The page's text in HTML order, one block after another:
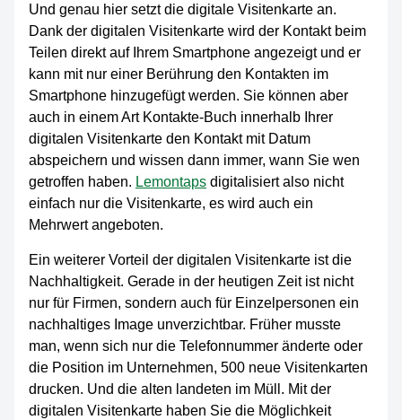
Und genau hier setzt die digitale Visitenkarte an.
Dank der digitalen Visitenkarte wird der Kontakt beim
Teilen direkt auf Ihrem Smartphone angezeigt und er
kann mit nur einer Berührung den Kontakten im
Smartphone hinzugefügt werden. Sie können aber
auch in einem Art Kontakte-Buch innerhalb Ihrer
digitalen Visitenkarte den Kontakt mit Datum
abspeichern und wissen dann immer, wann Sie wen
getroffen haben. Lemontapsdigitalisiert also nicht
einfach nur die Visitenkarte, es wird auch ein
Mehrwert angeboten.
Ein weiterer Vorteil der digitalen Visitenkarte ist die
Nachhaltigkeit. Gerade in der heutigen Zeit ist nicht
nur für Firmen, sondern auch für Einzelpersonen ein
nachhaltiges Image unverzichtbar. Früher musste
man, wenn sich nur die Telefonnummer änderte oder
die Position im Unternehmen, 500 neue Visitenkarten
drucken. Und die alten landeten im Müll. Mit der
digitalen Visitenkarte haben Sie die Möglichkeit